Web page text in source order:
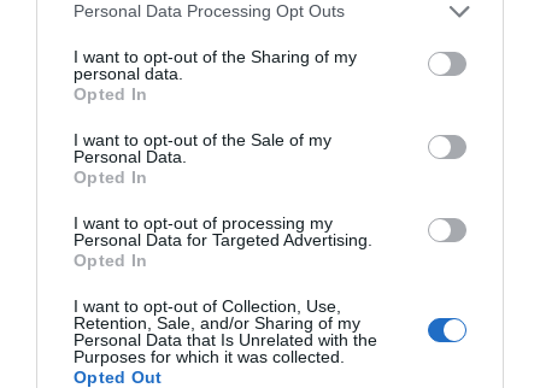
Personal Data Processing Opt Outs
I want to opt-out of the Sharing of my
personal data.
Opted In
I want to opt-out of the Sale of my
Personal Data.
Opted In
I want to opt-out of processing my
Personal Data for Targeted Advertising.
Opted In
I want to opt-out of Collection, Use,
Retention, Sale, and/or Sharing of my
Personal Data that Is Unrelated with the
Purposes for which it was collected.
Opted Out
OFERTAS 3X2 EN BISUTERÍA
ARTESANAL Y COMPLEMENTOS
SELECCIONADOS
TODO EL OTOÑO CON GRANDES